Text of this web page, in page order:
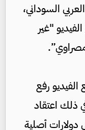
السوداني،
"غير
الفيديو رفع
ذلك اعتقاد
دولارات أصلية